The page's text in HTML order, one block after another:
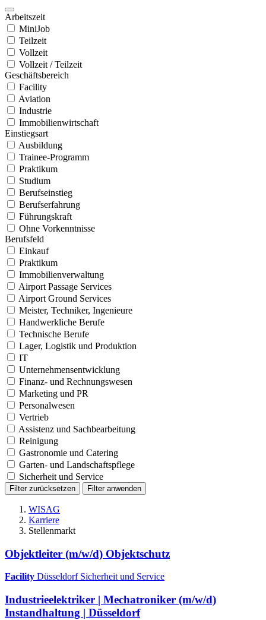
Arbeitszeit
MiniJob
Teilzeit
Vollzeit
Vollzeit / Teilzeit
Geschäftsbereich
Facility
Aviation
Industrie
Immobilienwirtschaft
Einstiegsart
Ausbildung
Trainee-Programm
Praktikum
Studium
Berufseinstieg
Berufserfahrung
Führungskraft
Ohne Vorkenntnisse
Berufsfeld
Einkauf
Praktikum
Immobilienverwaltung
Airport Passage Services
Airport Ground Services
Meister, Techniker, Ingenieure
Handwerkliche Berufe
Technische Berufe
Lager, Logistik und Produktion
IT
Unternehmensentwicklung
Finanz- und Rechnungswesen
Marketing und PR
Personalwesen
Vertrieb
Assistenz und Sachbearbeitung
Reinigung
Gastronomie und Catering
Garten- und Landschaftspflege
Sicherheit und Service
Filter zurücksetzen Filter anwenden
WISAG
Karriere
Stellenmarkt
Objektleiter (m/w/d) Objektschutz
Facility Düsseldorf Sicherheit und Service
Industrieelektriker | Mechatroniker (m/w/d)
Instandhaltung | Düsseldorf